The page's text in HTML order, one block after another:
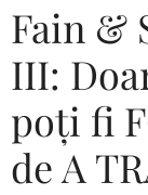
Fain &
III:
poți fi
de A